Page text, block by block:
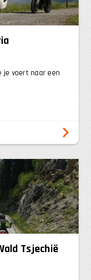
je voert naar een
Tsjechië